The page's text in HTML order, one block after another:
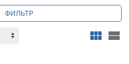
на ваши вопросы по
054.
ФИЛЬТР